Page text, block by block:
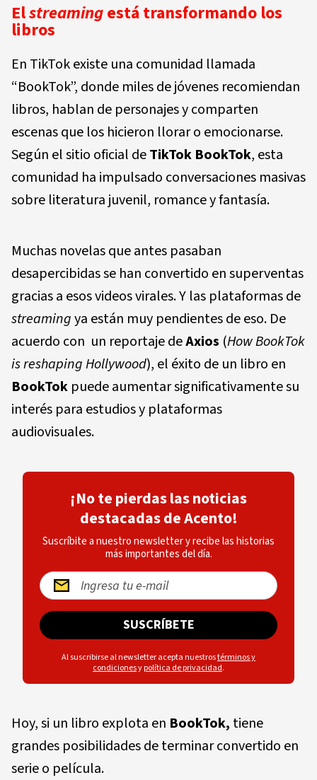
Elstreamingestá transformando los
libros
En TikTok existe una comunidad llamada
“BookTok”, donde miles de jóvenes recomiendan
libros, hablan de personajes y comparten
escenas que los hicieron llorar o emocionarse.
Según el sitio oficial deTikTok BookTok, esta
comunidad ha impulsado conversaciones masivas
sobre literatura juvenil, romance y fantasía.
Muchas novelas que antes pasaban
desapercibidas se han convertido en superventas
gracias a esos videos virales. Y las plataformas de
streamingya están muy pendientes de eso. De
acuerdo con un reportaje deAxios (How BookTok
is reshaping Hollywood), el éxito de un libro en
BookTok puede aumentar significativamente su
interés para estudios y plataformas
audiovisuales.
¡No te pierdas las noticias
destacadas de Acento!
Suscríbite a nuestro newsletter y recibe las historias
más importantes del día.
SUSCRÍBETE
Al suscribirse al newsletter acepta nuestrostérminos y
condicionesypolítica de privacidad.
Hoy, si un libro explota en BookTok, tiene
grandes posibilidades de terminar convertido en
serie o película.